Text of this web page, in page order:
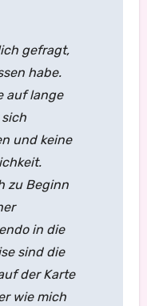
gefragt,
habe.
auf lange
und keine
zu Beginn
in die
sind die
der Karte
wie mich